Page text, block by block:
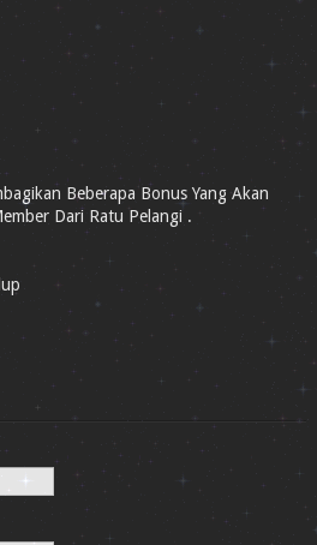
Beberapa Bonus Yang Akan
Dari Ratu Pelangi .